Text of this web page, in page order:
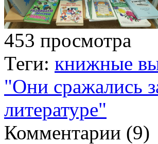
453 просмотра
Теги: книжные
"Они сражались
литературе"
Комментарии (9)